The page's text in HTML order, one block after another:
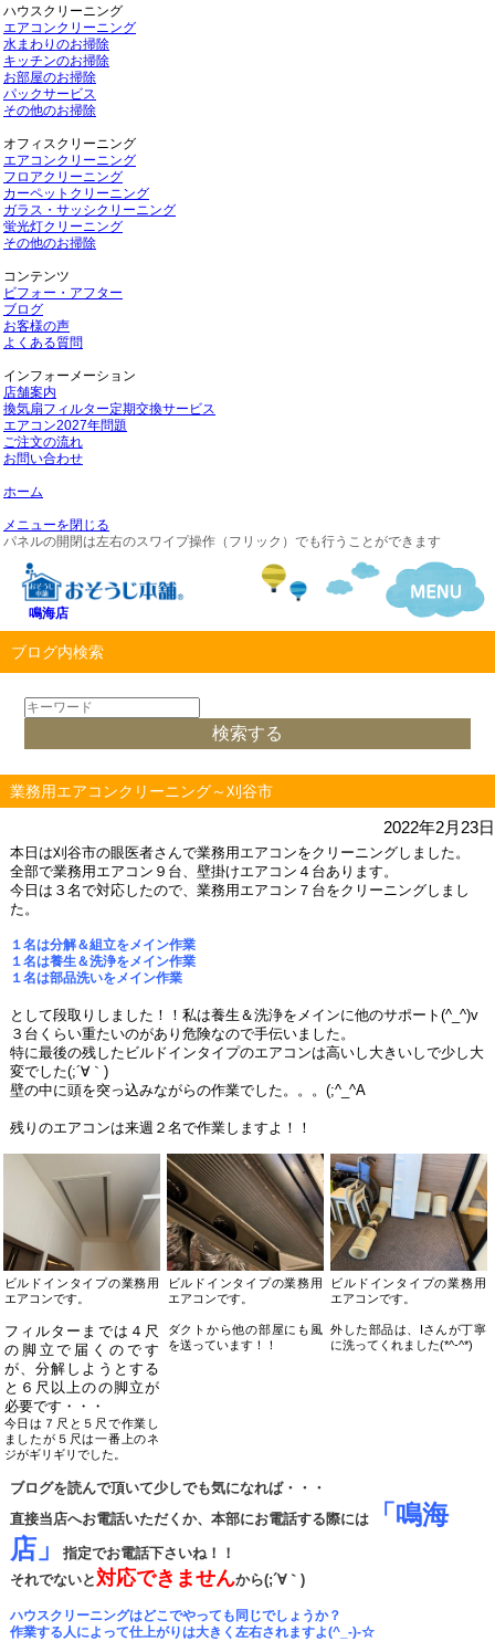
ハウスクリーニング
エアコンクリーニング
水まわりのお掃除
キッチンのお掃除
お部屋のお掃除
パックサービス
その他のお掃除
オフィスクリーニング
エアコンクリーニング
フロアクリーニング
カーペットクリーニング
ガラス・サッシクリーニング
蛍光灯クリーニング
その他のお掃除
コンテンツ
ビフォー・アフター
ブログ
お客様の声
よくある質問
インフォーメーション
店舗案内
換気扇フィルター定期交換サービス
エアコン2027年問題
ご注文の流れ
お問い合わせ
ホーム
メニューを閉じる
パネルの開閉は左右のスワイプ操作（フリック）でも行うことができます
鳴海店
ブログ内検索
業務用エアコンクリーニング～刈谷市
2022年2月23日
本日は刈谷市の眼医者さんで業務用エアコンをクリーニングしました。
全部で業務用エアコン９台、壁掛けエアコン４台あります。
今日は３名で対応したので、 業務用エアコン７台をクリーニングしまし
た。
１名は分解＆組立をメイン作業
１名は養生＆洗浄をメイン作業
１名は部品洗いをメイン作業
として段取りしました！！私は養生＆洗浄をメインに他のサポート(^_^)v
３台くらい重たいのがあり危険なので手伝いました。
特に最後の残したビルドインタイプのエアコンは高いし大きいしで少し大
変でした(;´∀｀)
壁の中に頭を突っ込みながらの作業でした。。。(;^_^A
残りのエアコンは来週２名で作業しますよ！！
ビルドインタイプの業務用
エアコンです。
フィルターまでは４尺
の脚立で届くのです
が、分解しようとする
と６尺以上のの脚立が
必要です・・・
今日は７尺と５尺で作業し
ましたが５尺は一番上のネ
ジがギリギリでした。
ビルドインタイプの業務用
エアコンです。
ダクトから他の部屋にも風
を送っています！！
ビルドインタイプの業務用
エアコンです。
外した部品は、Iさんが丁寧
に洗ってくれました(*^-^*)
ブログを読んで頂いて少しでも気になれば・・・
直接当店へお電話いただくか、本部にお電話する際には「鳴海
店」
指定でお電話下さいね！！
それでないと対応できませんから(;´∀｀)
ハウスクリーニングはどこでやっても同じでしょうか？
作業する人によって仕上がりは大きく左右されますよ(^_-)-☆